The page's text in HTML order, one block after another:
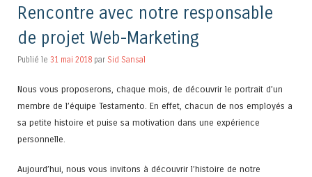
Rencontre avec notre responsable
de projet Web-Marketing
Publié le 31 mai 2018 par Sid Sansal
Nous vous proposerons, chaque mois, de découvrir le portrait d’un
membre de l’équipe Testamento. En effet, chacun de nos employés a
sa petite histoire et puise sa motivation dans une expérience
personnelle.
Aujourd’hui, nous vous invitons à découvrir l’histoire de notre